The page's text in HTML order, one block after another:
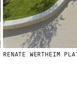
RENATE WERTHEIM